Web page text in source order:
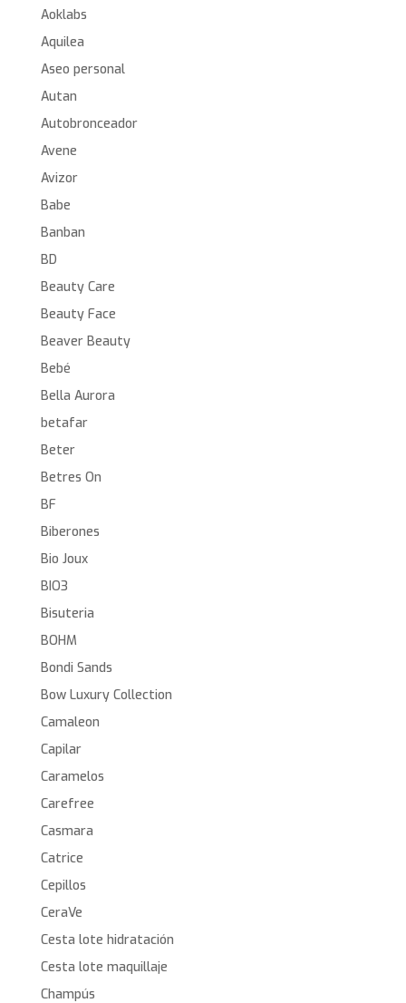
Aoklabs
Aquilea
Aseo personal
Autan
Autobronceador
Avene
Avizor
Babe
Banban
BD
Beauty Care
Beauty Face
Beaver Beauty
Bebé
Bella Aurora
betafar
Beter
Betres On
BF
Biberones
Bio Joux
BIO3
Bisuteria
BOHM
Bondi Sands
Bow Luxury Collection
Camaleon
Capilar
Caramelos
Carefree
Casmara
Catrice
Cepillos
CeraVe
Cesta lote hidratación
Cesta lote maquillaje
Champús